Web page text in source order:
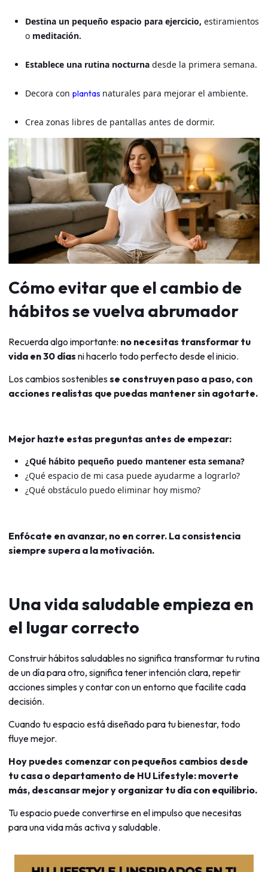
Destina un pequeño espacio para ejercicio, estiramientos
o meditación.
Establece una rutina nocturna desde la primera semana.
Decora con plantas naturales para mejorar el ambiente.
Crea zonas libres de pantallas antes de dormir.
Cómo evitar que el cambio de
hábitos se vuelva abrumador
Recuerda algo importante: no necesitas transformar tu
vida en 30 días ni hacerlo todo perfecto desde el inicio.
Los cambios sosteniblesse construyen paso a paso, con
acciones realistas que puedas mantener sin agotarte.
Mejor hazte estas preguntas antes de empezar:
¿Qué hábito pequeño puedo mantener esta semana?
¿Qué espacio de mi casa puede ayudarme a lograrlo?
¿Qué obstáculo puedo eliminar hoy mismo?
Enfócate en avanzar, no en correr. La consistencia
siempre supera a la motivación.
Una vida saludable empieza en
el lugar correcto
Construir hábitos saludables no significa transformar tu rutina
de un día para otro, significa tener intención clara, repetir
acciones simples y contar con un entorno que facilite cada
decisión.
Cuando tu espacio está diseñado para tu bienestar, todo
fluye mejor.
Hoy puedes comenzar con pequeños cambios desde
tu casa o departamento de HU Lifestyle: moverte
más, descansar mejor y organizar tu día con equilibrio.
Tu espacio puede convertirse en el impulso que necesitas
para una vida más activa y saludable.